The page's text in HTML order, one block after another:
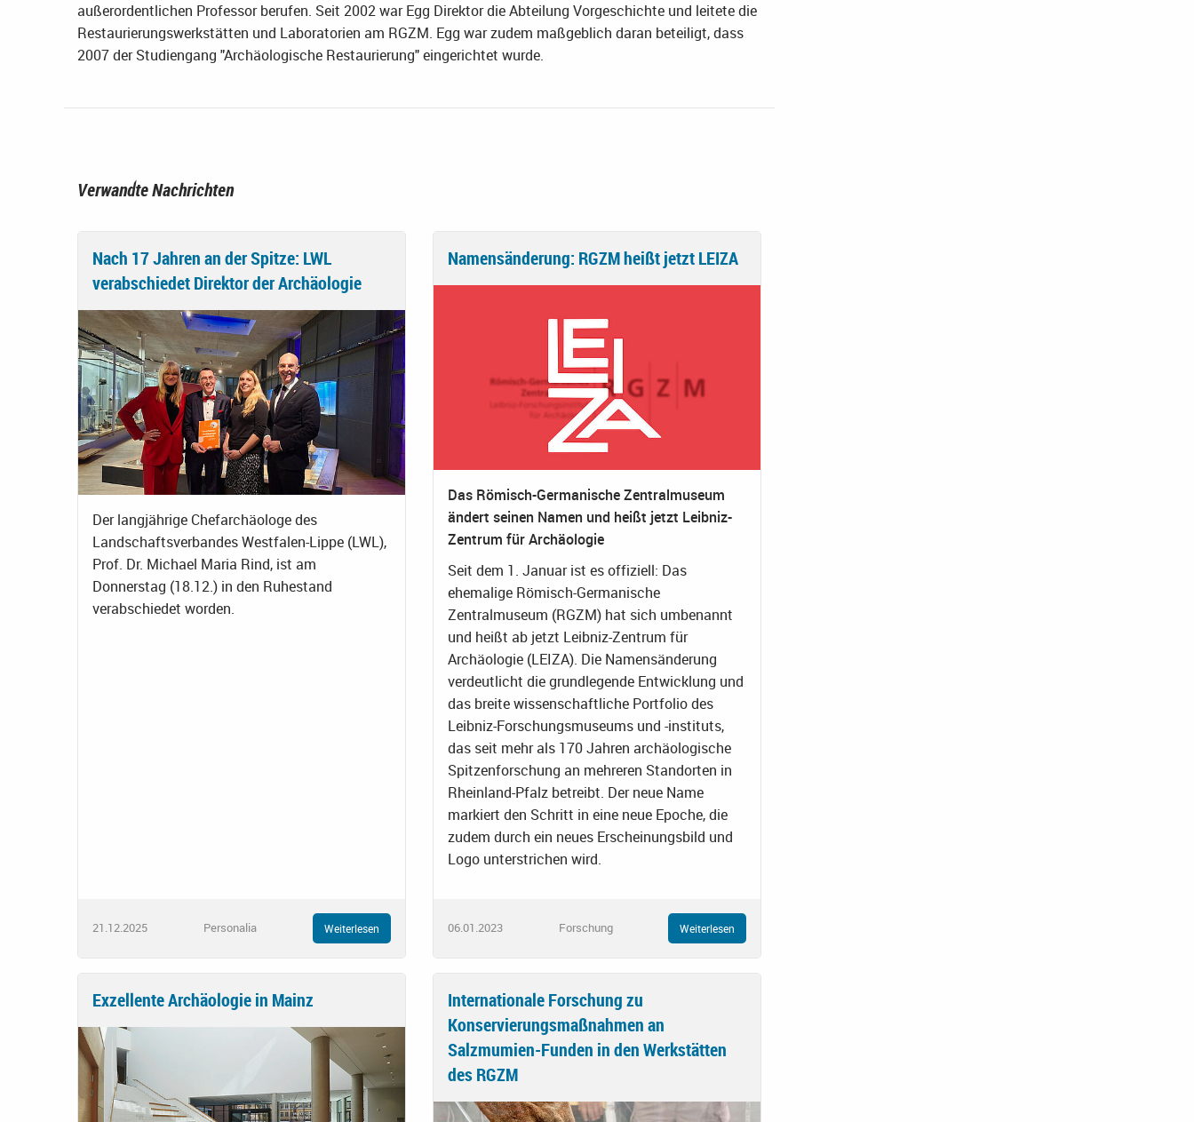
außerordentlichen Professor berufen. Seit 2002 war Egg Direktor die Abteilung Vorgeschichte und leitete die
Restaurierungswerkstätten und Laboratorien am RGZM. Egg war zudem maßgeblich daran beteiligt, dass
2007 der Studiengang "Archäologische Restaurierung" eingerichtet wurde.
Verwandte Nachrichten
Nach 17 Jahren an der Spitze: LWL
verabschiedet Direktor der Archäologie
Der langjährige Chefarchäologe des
Landschaftsverbandes Westfalen-Lippe (LWL),
Prof. Dr. Michael Maria Rind, ist am
Donnerstag (18.12.) in den Ruhestand
verabschiedet worden.
21.12.2025 Personalia Weiterlesen
Namensänderung: RGZM heißt jetzt LEIZA
Das Römisch-Germanische Zentralmuseum
ändert seinen Namen und heißt jetzt Leibniz-
Zentrum für Archäologie
Seit dem 1. Januar ist es offiziell: Das
ehemalige Römisch-Germanische
Zentralmuseum (RGZM) hat sich umbenannt
und heißt ab jetzt Leibniz-Zentrum für
Archäologie (LEIZA). Die Namensänderung
verdeutlicht die grundlegende Entwicklung und
das breite wissenschaftliche Portfolio des
Leibniz-Forschungsmuseums und -instituts,
das seit mehr als 170 Jahren archäologische
Spitzenforschung an mehreren Standorten in
Rheinland-Pfalz betreibt. Der neue Name
markiert den Schritt in eine neue Epoche, die
zudem durch ein neues Erscheinungsbild und
Logo unterstrichen wird.
06.01.2023 Forschung Weiterlesen
Exzellente Archäologie in Mainz
Internationale Forschung zu
Konservierungsmaßnahmen an
Salzmumien-Funden in den Werkstätten
des RGZM